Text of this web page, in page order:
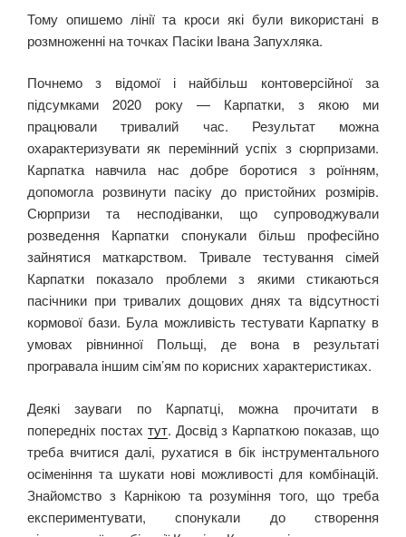
Тому опишемо лінії та кроси які були використані в
розмноженні на точках Пасіки Івана Запухляка.
Почнемо з відомої і найбільш контоверсійної за
підсумками 2020 року — Карпатки, з якою ми
працювали тривалий час. Результат можна
охарактеризувати як перемінний успіх з сюрпризами.
Карпатка навчила нас добре боротися з роїнням,
допомогла розвинути пасіку до пристойних розмірів.
Сюрпризи та несподіванки, що супроводжували
розведення Карпатки спонукали більш професійно
зайнятися маткарством. Тривале тестування сімей
Карпатки показало проблеми з якими стикаються
пасічники при тривалих дощових днях та відсутності
кормової бази. Була можливість тестувати Карпатку в
умовах рівнинної Польщі, де вона в результаті
програвала іншим сім’ям по корисних характеристиках.
Деякі зауваги по Карпатці, можна прочитати в
попередніх постах тут. Досвід з Карпаткою показав, що
треба вчитися далі, рухатися в бік інструментального
осіменіння та шукати нові можливості для комбінацій.
Знайомство з Карнікою та розуміння того, що треба
експериментувати, спонукали до створення